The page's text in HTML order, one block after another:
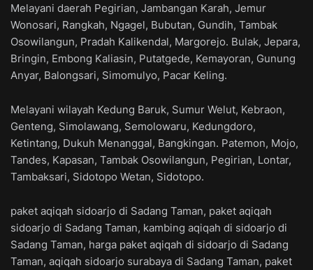
Melayani daerah Pegirian, Jambangan Karah, Jemur
Wonosari, Rangkah, Ngagel, Bubutan, Gundih, Tambak
Osowilangun, Pradah Kalikendal, Margorejo. Bulak, Jepara,
Bringin, Embong Kaliasin, Putatgede, Kemayoran, Gunung
Anyar, Balongsari, Simomulyo, Pacar Keling.
Melayani wilayah Kedung Baruk, Sumur Welut, Kebraon,
Genteng, Simolawang, Semolowaru, Kedungdoro,
Ketintang, Dukuh Menanggal, Bangkingan. Patemon, Mojo,
Tandes, Kapasan, Tambak Osowilangun, Pegirian, Lontar,
Tambaksari, Sidotopo Wetan, Sidotopo.
paket aqiqah sidoarjo di Sadang Taman, paket aqiqah
sidoarjo di Sadang Taman, kambing aqiqah di sidoarjo di
Sadang Taman, harga paket aqiqah di sidoarjo di Sadang
Taman, aqiqah sidoarjo surabaya di Sadang Taman, paket